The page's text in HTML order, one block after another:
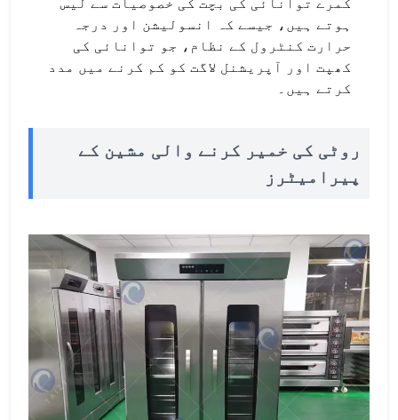
ہوتے ہیں، جیسے کہ انسولیشن اور درجہ
حرارت کنٹرول کے نظام، جو توانائی کی
کھپت اور آپریشنل لاگت کو کم کرنے میں مدد
کرتے ہیں۔
روٹی کی خمیر کرنے والی مشین کے
پیرامیٹرز